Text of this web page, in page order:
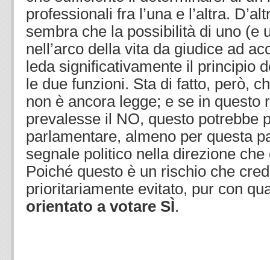
professionali fra l’una e l’altra.
sembra che la possibilità di uno (e
nell’arco della vita da giudice ad
leda significativamente il principio
le due funzioni. Sta di fatto, però,
non è ancora legge; e se in questo
prevalesse il NO, questo potrebbe
parlamentare, almeno per questa
segnale politico nella direzione
Poiché questo è un rischio che
prioritariamente evitato, pur con
orientato a votare SÌ.